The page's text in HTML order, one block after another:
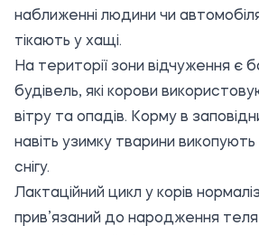
наближенні людини чи
тікають у хащі.
На території зони відчуження є
будівель, які корови
вітру та опадів. Корму в
навіть узимку тварини викопують
снігу.
Лактаційний цикл у корів
прив’язаний до народження